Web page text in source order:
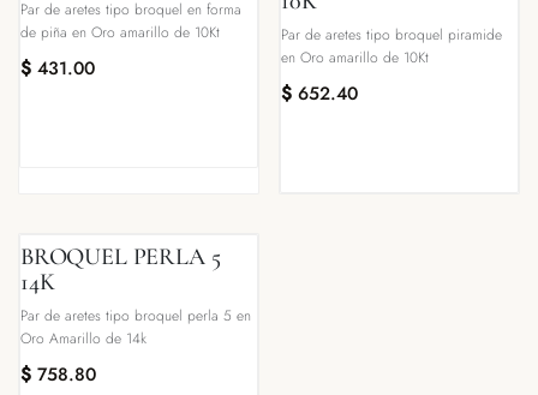
Par de aretes tipo broquel en forma
de piña en Oro amarillo de 10Kt
$ 431.00
Par de aretes tipo broquel piramide
en Oro amarillo de 10Kt
$ 652.40
BROQUEL PERLA 5
14K
Par de aretes tipo broquel perla 5 en
Oro Amarillo de 14k
$ 758.80